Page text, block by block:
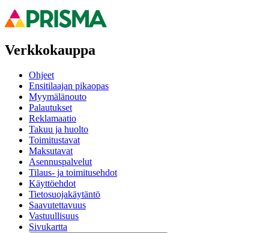
Verkkokauppa
Ohjeet
Ensitilaajan pikaopas
Myymälänouto
Palautukset
Reklamaatio
Takuu ja huolto
Toimitustavat
Maksutavat
Asennuspalvelut
Tilaus- ja toimitusehdot
Käyttöehdot
Tietosuojakäytäntö
Saavutettavuus
Vastuullisuus
Sivukartta